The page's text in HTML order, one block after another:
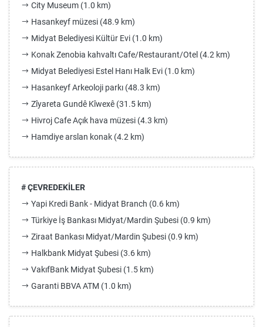
City Museum (1.0 km)
Hasankeyf müzesi (48.9 km)
Midyat Belediyesi Kültür Evi (1.0 km)
Konak Zenobia kahvaltı Cafe/Restaurant/Otel (4.2 km)
Midyat Belediyesi Estel Hanı Halk Evi (1.0 km)
Hasankeyf Arkeoloji parkı (48.3 km)
Zîyareta Gundê Kîwexê (31.5 km)
Hivroj Cafe Açık hava müzesi (4.3 km)
Hamdiye arslan konak (4.2 km)
# ÇEVREDEKİLER
Yapi Kredi Bank - Midyat Branch (0.6 km)
Türkiye İş Bankası Midyat/Mardin Şubesi (0.9 km)
Ziraat Bankası Midyat/Mardin Şubesi (0.9 km)
Halkbank Midyat Şubesi (3.6 km)
VakıfBank Midyat Şubesi (1.5 km)
Garanti BBVA ATM (1.0 km)